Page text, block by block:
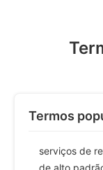
Termos
serviços de
de alto